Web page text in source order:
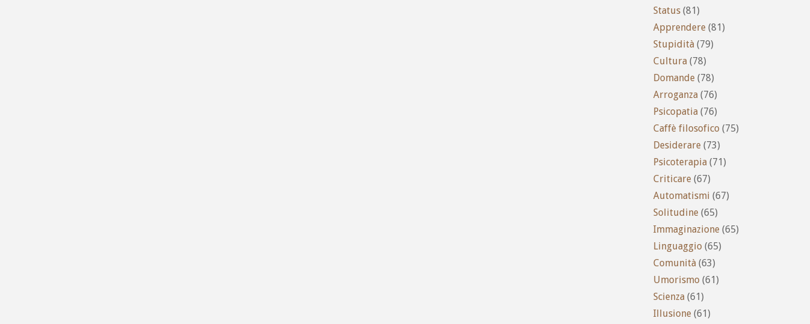
Status (81)
Apprendere (81)
Stupidità (79)
Cultura (78)
Domande (78)
Arroganza (76)
Psicopatia (76)
Caffè filosofico (75)
Desiderare (73)
Psicoterapia (71)
Criticare (67)
Automatismi (67)
Solitudine (65)
Immaginazione (65)
Linguaggio (65)
Comunità (63)
Umorismo (61)
Scienza (61)
Illusione (61)